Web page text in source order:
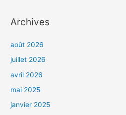
Archives
août 2026
juillet 2026
avril 2026
mai 2025
janvier 2025